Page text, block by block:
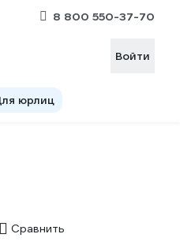
8 800 550-37-70
Войти
юрлиц
Сравнить